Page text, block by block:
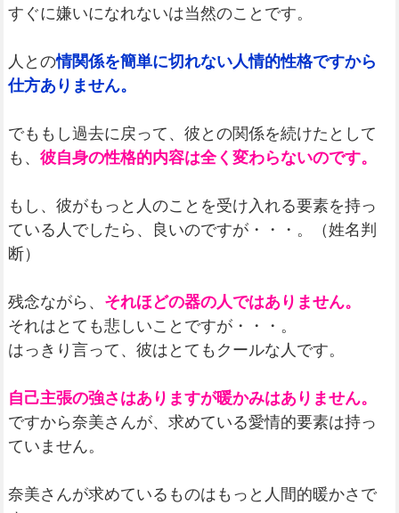
すぐに嫌いになれないは当然のことです。
人との情関係を簡単に切れない人情的性格ですから
仕方ありません。
でももし過去に戻って、彼との関係を続けたとして
も、 彼自身の性格的内容は全く変わらないのです。
もし、彼がもっと人のことを受け入れる要素を持っ
ている人でしたら、良いのですが・・・。（姓名判
断）
残念ながら、 それほどの器の人ではありません。
それはとても悲しいことですが・・・。
はっきり言って、彼はとてもクールな人です。
自己主張の強さはありますが暖かみはありません。
ですから奈美さんが、求めている愛情的要素は持っ
ていません。
奈美さんが求めているものはもっと人間的暖かさで